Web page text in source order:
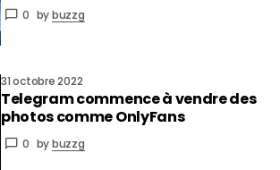
0 bybuzzg
31 octobre 2022
Telegram commence à vendre des
photos comme OnlyFans
0 bybuzzg